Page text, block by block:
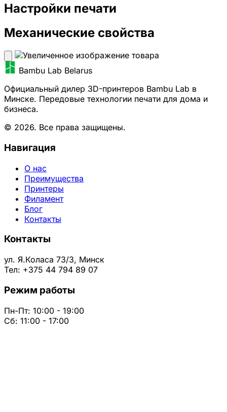
Настройки печати
Механические свойства
Bambu Lab Belarus
Официальный дилер 3D-принтеров Bambu Lab в
Минске. Передовые технологии печати для дома и
бизнеса.
© 2026. Все права защищены.
Навигация
О нас
Преимущества
Принтеры
Филамент
Блог
Контакты
Контакты
ул. Я.Коласа 73/3, Минск
Тел: +375 44 794 89 07
Режим работы
Пн-Пт: 10:00 - 19:00
Сб: 11:00 - 17:00